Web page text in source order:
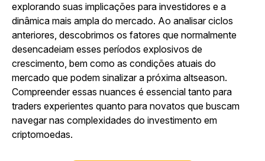
explorando suas implicações para investidores e a
dinâmica mais ampla do mercado. Ao analisar ciclos
anteriores, descobrimos os fatores que normalmente
desencadeiam esses períodos explosivos de
crescimento, bem como as condições atuais do
mercado que podem sinalizar a próxima altseason.
Compreender essas nuances é essencial tanto para
traders experientes quanto para novatos que buscam
navegar nas complexidades do investimento em
criptomoedas.